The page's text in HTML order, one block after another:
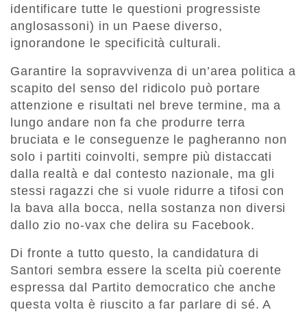
identificare tutte le questioni progressiste
anglosassoni) in un Paese diverso,
ignorandone le specificità culturali.
Garantire la sopravvivenza di un’area politica a
scapito del senso del ridicolo può portare
attenzione e risultati nel breve termine, ma a
lungo andare non fa che produrre terra
bruciata e le conseguenze le pagheranno non
solo i partiti coinvolti, sempre più distaccati
dalla realtà e dal contesto nazionale, ma gli
stessi ragazzi che si vuole ridurre a tifosi con
la bava alla bocca, nella sostanza non diversi
dallo zio no-vax che delira su Facebook.
Di fronte a tutto questo, la candidatura di
Santori sembra essere la scelta più coerente
espressa dal Partito democratico che anche
questa volta è riuscito a far parlare di sé. A